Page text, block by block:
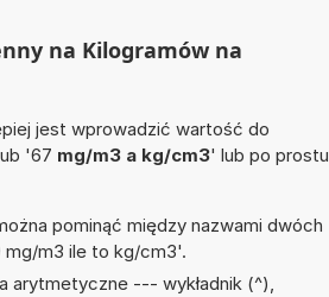
na Kilogramów na
jest wprowadzić wartość do
'67 mg/m3 a kg/cm3' lub po prostu
pominąć między nazwami dwóch
mg/m3 ile to kg/cm3'.
arytmetyczne --- wykładnik (^),